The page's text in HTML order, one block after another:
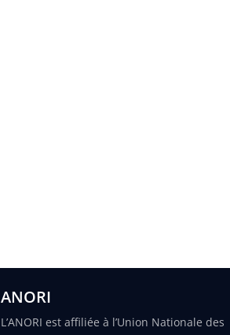
ANORI
L’ANORI est affiliée à l’Union Nationale des